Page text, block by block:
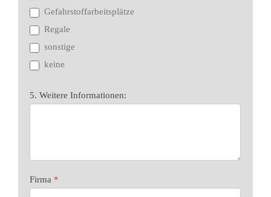
Gefahrstoffarbeitsplätze
Regale
sonstige
keine
5. Weitere Informationen:
Firma *